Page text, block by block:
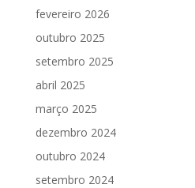
fevereiro 2026
outubro 2025
setembro 2025
abril 2025
março 2025
dezembro 2024
outubro 2024
setembro 2024